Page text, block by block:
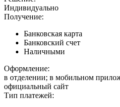
Индивидуально
Получение:
Банковская карта
Банковский счет
Наличными
Оформление:
в отделении; в мобильном
официальный сайт
Тип платежей: